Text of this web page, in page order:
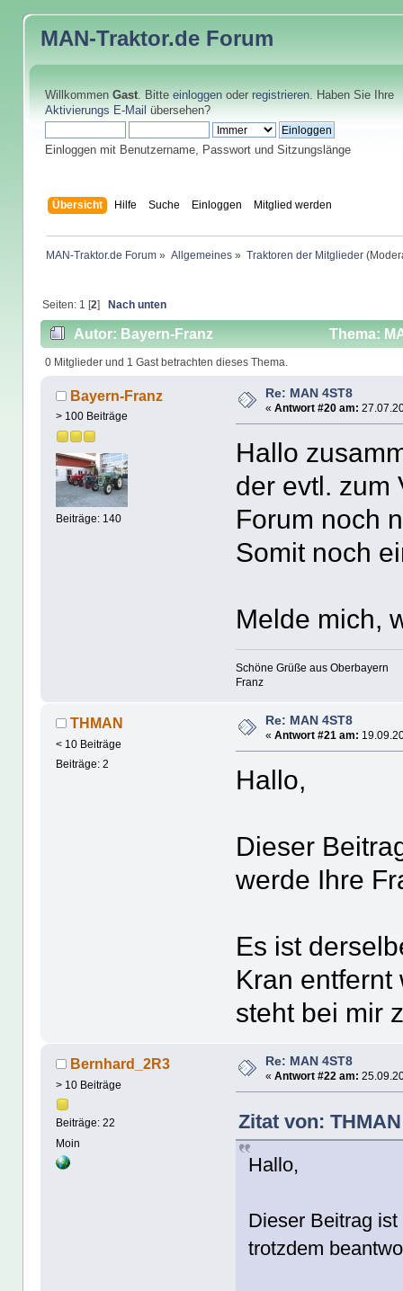
MAN-Traktor.de Forum
Willkommen Gast. Bitte einloggenoder registrieren. Haben Sie Ihre
Aktivierungs E-Mail übersehen?
Einloggen mit Benutzername, Passwort und Sitzungslänge
Übersicht Hilfe Suche Einloggen Mitglied werden
MAN-Traktor.de Forum » Allgemeines » Traktoren der Mitglieder
Seiten: 1 [2] Nach unten
Autor: Bayern-Franz Thema:
0 Mitglieder und 1 Gast betrachten dieses Thema.
Bayern-Franz
> 100 Beiträge
Beiträge: 140
Re: MAN 4ST8
« Antwort #20 am:
Hallo
der evtl. zum
Forum noch
Somit noch
Melde mich,
Schöne Grüße aus Oberbayern
Franz
THMAN
< 10 Beiträge
Beiträge: 2
Re: MAN 4ST8
« Antwort #21 am:
Hallo,
Dieser
werde Ihre
Es ist
Kran entfernt
steht bei mir
Bernhard_2R3
> 10 Beiträge
Beiträge: 22
Moin
Re: MAN 4ST8
« Antwort #22 am:
Zitat von:
Hallo,
Dieser Beitrag
trotzdem